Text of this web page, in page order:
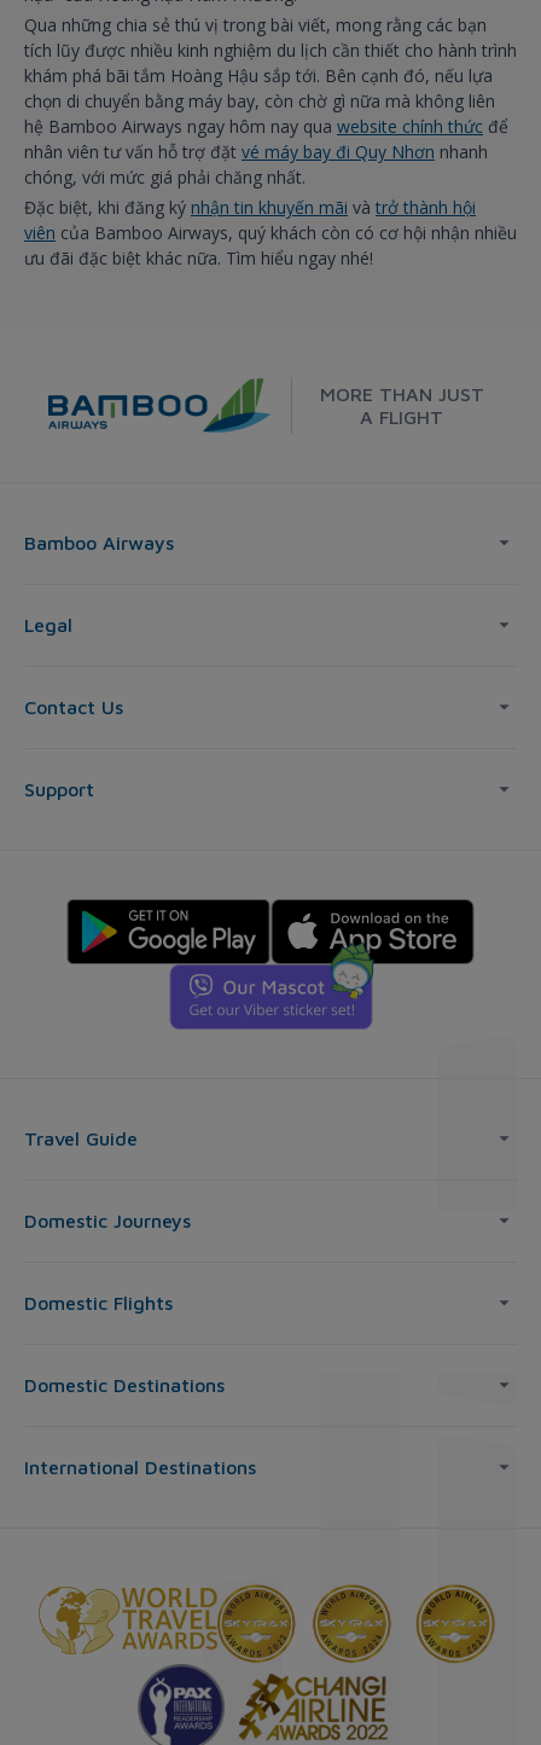
Qua những chia sẻ thú vị trong bài viết, mong rằng các bạn
tích lũy được nhiều kinh nghiệm du lịch cần thiết cho hành trình
khám phá bãi tắm Hoàng Hậu sắp tới. Bên cạnh đó, nếu lựa
chọn di chuyển bằng máy bay, còn chờ gì nữa mà không liên
hệ Bamboo Airways ngay hôm nay qua website chính thức để
nhân viên tư vấn hỗ trợ đặt vé máy bay đi Quy Nhơn nhanh
chóng, với mức giá phải chăng nhất.
Đặc biệt, khi đăng ký nhận tin khuyến mãi và trở thành hội
viên của Bamboo Airways, quý khách còn có cơ hội nhận nhiều
ưu đãi đặc biệt khác nữa. Tìm hiểu ngay nhé!
MORE THAN JUST
A FLIGHT
Bamboo Airways
Legal
Contact Us
Support
Travel Guide
Domestic Journeys
Domestic Flights
Domestic Destinations
International Destinations